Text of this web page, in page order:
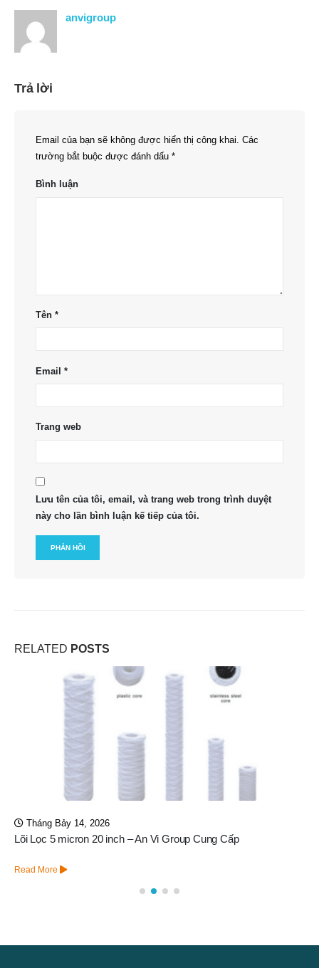
anvigroup
Trả lời
Email của bạn sẽ không được hiển thị công khai. Các
trường bắt buộc được đánh dấu *
Bình luận
Tên *
Email *
Trang web
Lưu tên của tôi, email, và trang web trong trình duyệt
này cho lần bình luận kế tiếp của tôi.
RELATED POSTS
Tháng Bảy 14, 2026
Lõi Lọc 5 micron 20 inch – An Vi Group Cung Cấp
Read More